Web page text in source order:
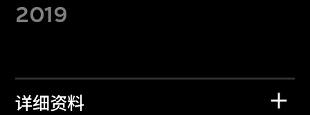
2019
详细资料